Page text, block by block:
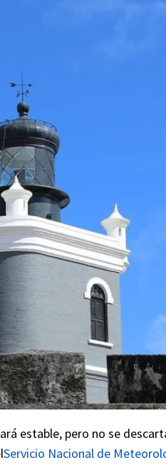
estable, pero no se
Servicio Nacional de